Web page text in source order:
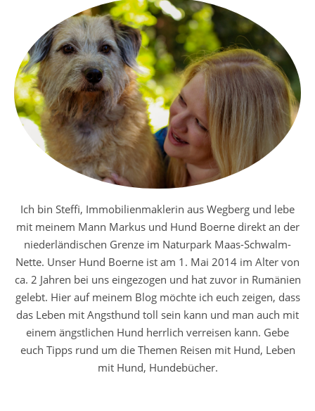
Ich bin Steffi, Immobilienmaklerin aus Wegberg und lebe
mit meinem Mann Markus und Hund Boerne direkt an der
niederländischen Grenze im Naturpark Maas-Schwalm-
Nette. Unser Hund Boerne ist am 1. Mai 2014 im Alter von
ca. 2 Jahren bei uns eingezogen und hat zuvor in Rumänien
gelebt. Hier auf meinem Blog möchte ich euch zeigen, dass
das Leben mit Angsthund toll sein kann und man auch mit
einem ängstlichen Hund herrlich verreisen kann. Gebe
euch Tipps rund um die Themen Reisen mit Hund, Leben
mit Hund, Hundebücher.